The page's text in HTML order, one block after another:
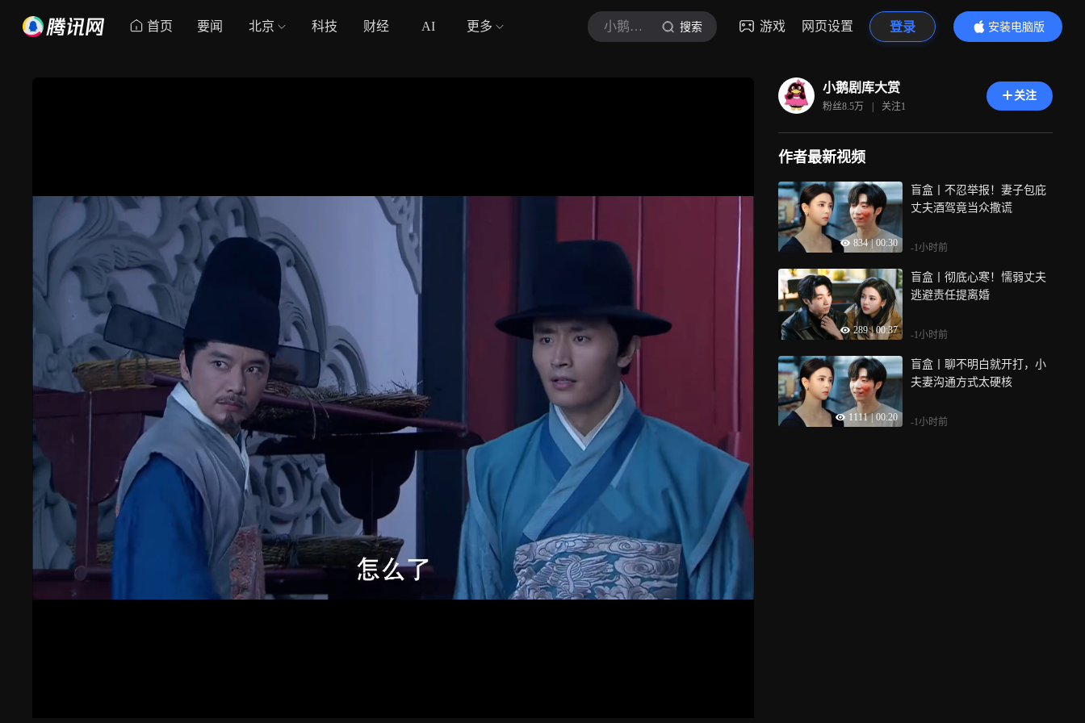
首页 要闻 北京 科技 财经 AI 更多 小鹅剧库大赏 搜索 游戏 网页设置 登录
安装电脑版
内容更精彩
小鹅剧库大赏
粉丝8.5万 | 关注1
关注
作者最新视频
834 | 00:30
盲盒丨不忍举报！妻子包庇
丈夫酒驾竟当众撒谎
-1小时前
289 | 00:37
盲盒丨彻底心寒！懦弱丈夫
逃避责任提离婚
-1小时前
1111 | 00:20
盲盒丨聊不明白就开打，小
夫妻沟通方式太硬核
-1小时前